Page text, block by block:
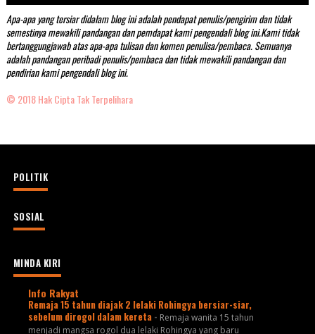
Apa-apa yang tersiar didalam blog ini adalah pendapat penulis/pengirim dan tidak
semestinya mewakili pandangan dan pemdapat kami pengendali blog ini.Kami tidak
bertanggungjawab atas apa-apa tulisan dan komen penulisa/pembaca. Semuanya
adalah pandangan peribadi penulis/pembaca dan tidak mewakili pandangan dan
pendirian kami pengendali blog ini.
© 2018 Hak Cipta Tak Terpelihara
POLITIK
SOSIAL
MINDA KIRI
Info Rakyat
Remaja 15 tahun diajak 2 lelaki Rohingya bersiar-siar,
sebelum dirogol dalam kereta - Remaja wanita 15 tahun
menjadi mangsa rogol dua lelaki Rohingya yang baru